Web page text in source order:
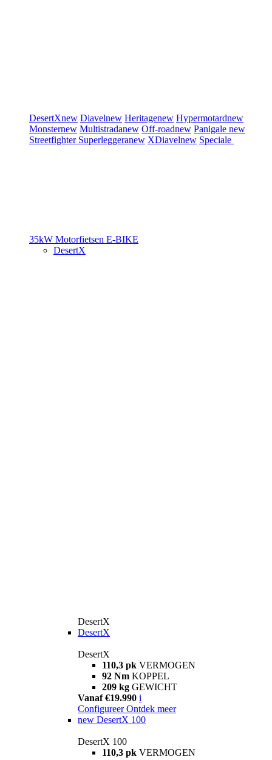
DesertXnew Diavelnew Heritagenew Hypermotardnew
Monsternew Multistradanew Off-roadnew Panigale new
Streetfighter Superleggeranew XDiavelnew Speciale
35kW Motorfietsen E-BIKE
DesertX
DesertX
DesertX
DesertX
110,3 pk VERMOGEN
92 Nm KOPPEL
209 kg GEWICHT
Vanaf €19.990 i
Configureer Ontdek meer
new DesertX 100
DesertX 100
110,3 pk VERMOGEN